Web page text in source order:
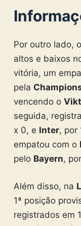
Por outro lado, o
altos e baixos
vitória, um
pela
vencendo o
seguida,
x 0, e Inter, por
empatou com o
pelo Bayern,
Além disso, na
1ª posição
registrados em